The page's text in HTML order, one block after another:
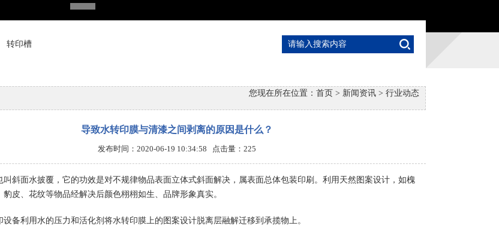
转印槽
您现在所在位置： 首页 > 新闻资讯 > 行业动态
导致水转印膜与清漆之间剥离的原因是什么？
发布时间：2020-06-19 10:34:58 点击量： 225
叫斜面水披覆，它的功效是对不规律物品表面立体式斜面解决，属表面总体包装印刷。利用天然图案设计，如槐
皮、花纹等物品经解决后颜色栩栩如生、品牌形象真实。
备利用水的压力和活化剂将水转印膜上的图案设计脱离层融解迁移到承揽物上。